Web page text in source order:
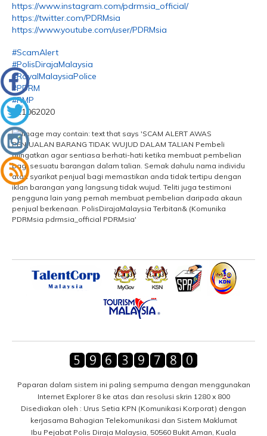
https://www.instagram.com/pdrmsia_official/
https://twitter.com/PDRMsia
https://www.youtube.com/user/PDRMsia
#ScamAlert
#PolisDirajaMalaysia
#RoyalMalaysiaPolice
#PDRM
#RMP
#21062020
Paparan dalam sistem ini paling sempurna dengan menggunakan
Internet Explorer 8 ke atas dan resolusi skrin 1280 x 800
Disediakan oleh : Urus Setia KPN (Komunikasi Korporat) dengan
kerjasama Bahagian Telekomunikasi dan Sistem Maklumat
Ibu Pejabat Polis Diraja Malaysia, 50560 Bukit Aman, Kuala